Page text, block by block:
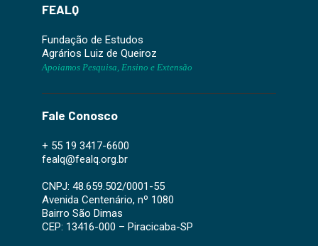
FEALQ
Fundação de Estudos
Agrários Luiz de Queiroz
Apoiamos Pesquisa, Ensino e Extensão
Fale Conosco
+ 55 19 3417-6600
fealq@fealq.org.br
CNPJ: 48.659.502/0001-55
Avenida Centenário, nº 1080
Bairro São Dimas
CEP: 13416-000 – Piracicaba-SP